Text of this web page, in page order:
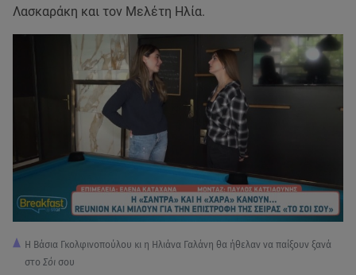
Λασκαράκη και τον Μελέτη Ηλία.
Η Βάσια Γκολφινοπούλου κι η Ηλιάνα Γαλάνη θα ήθελαν να παίξουν ξανά
στο Σόι σου